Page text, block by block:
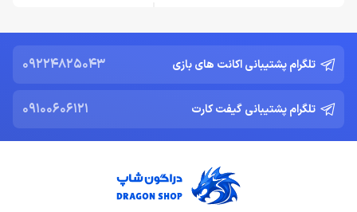
تلگرام پشتیبانی اکانت های بازی 09224825043
تلگرام پشتیبانی گیفت کارت 09100606121